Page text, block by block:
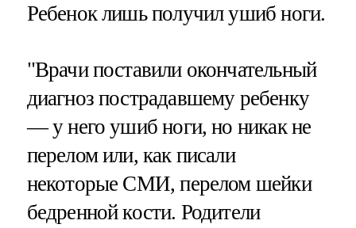
Ребенок лишь получил ушиб ноги.
"Врачи поставили окончательный
диагноз пострадавшему ребенку
— у него ушиб ноги, но никак не
перелом или, как писали
некоторые СМИ, перелом шейки
бедренной кости. Родители